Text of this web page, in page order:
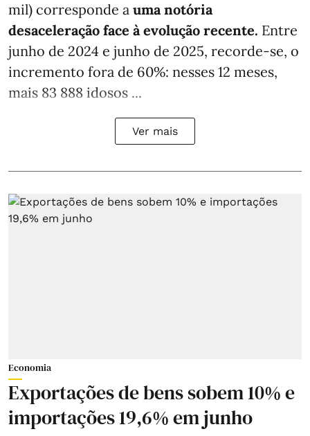
mil) corresponde a uma notória
desaceleração face à evolução recente. Entre
junho de 2024 e junho de 2025, recorde-se, o
incremento fora de 60%: nesses 12 meses,
mais 83 888 idosos ...
Ver mais
Economia
Exportações de bens sobem 10% e
importações 19,6% em junho